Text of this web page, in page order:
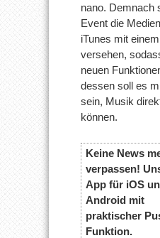
nano. Demnach
Event die
iTunes mit
versehen,
neuen
dessen soll es
sein, Musik
können.
Keine News
verpassen!
App für iOS
Android mit
praktischer
Funktion.